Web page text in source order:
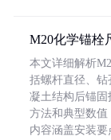
M20化学锚栓
本文详细解析
括螺杆直径、
凝土结构后锚固
方法和典型数值
内容涵盖安装